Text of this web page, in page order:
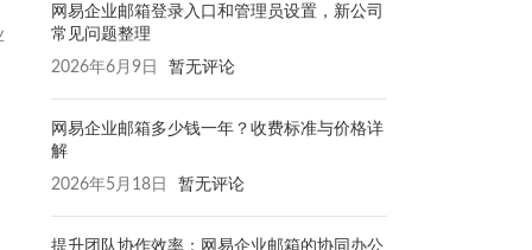
网易企业邮箱登录入口和管理员设置，新公司
常见问题整理
2026年6月9日 暂无评论
网易企业邮箱多少钱一年？收费标准与价格详
解
2026年5月18日 暂无评论
提升团队协作效率：网易企业邮箱的协同办公